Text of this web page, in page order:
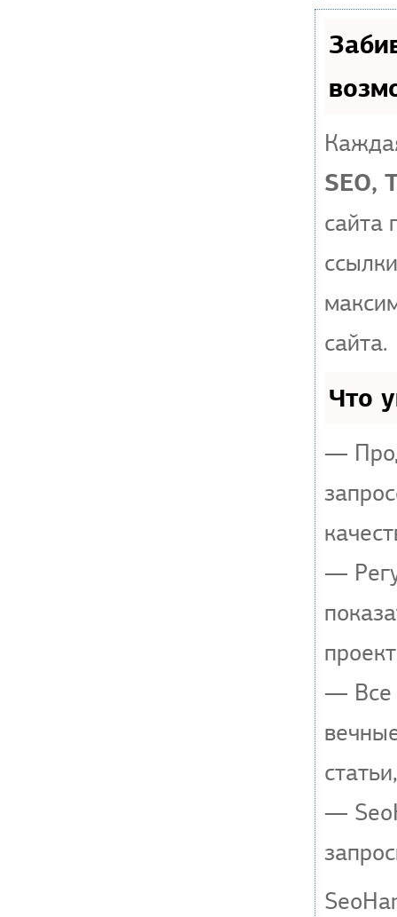
SEO,
сайта
сайта.
Что
—
—
— Все
—